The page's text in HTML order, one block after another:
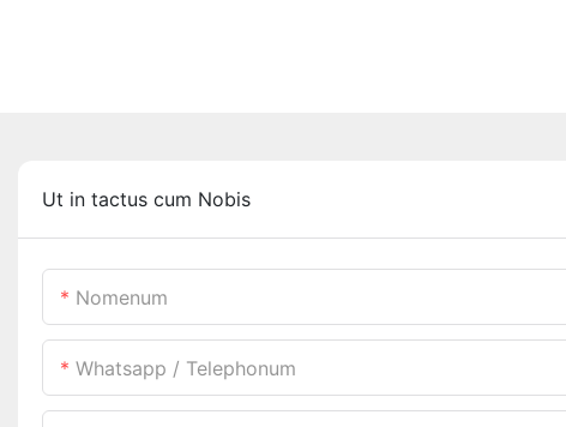
Ut in tactus cum Nobis
Nomenum
Whatsapp / Telephonum